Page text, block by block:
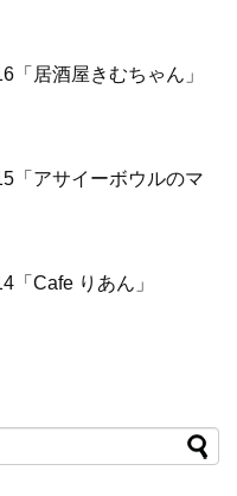
「居酒屋きむちゃん」
「アサイーボウルのマ
「Cafe りあん」